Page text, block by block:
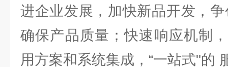
进企业发展，加快新品开发，
确保产品质量；快速响应机制
用方案和系统集成，“一站式"的